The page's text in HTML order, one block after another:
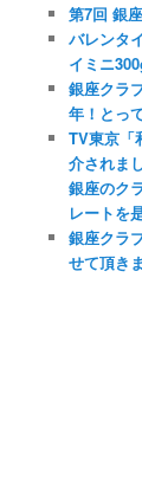
第7回 銀
バレンタ
イミニ
銀座クラ
年！とっ
TV東京「
介されま
銀座のク
レートを
銀座クラ
せて頂き